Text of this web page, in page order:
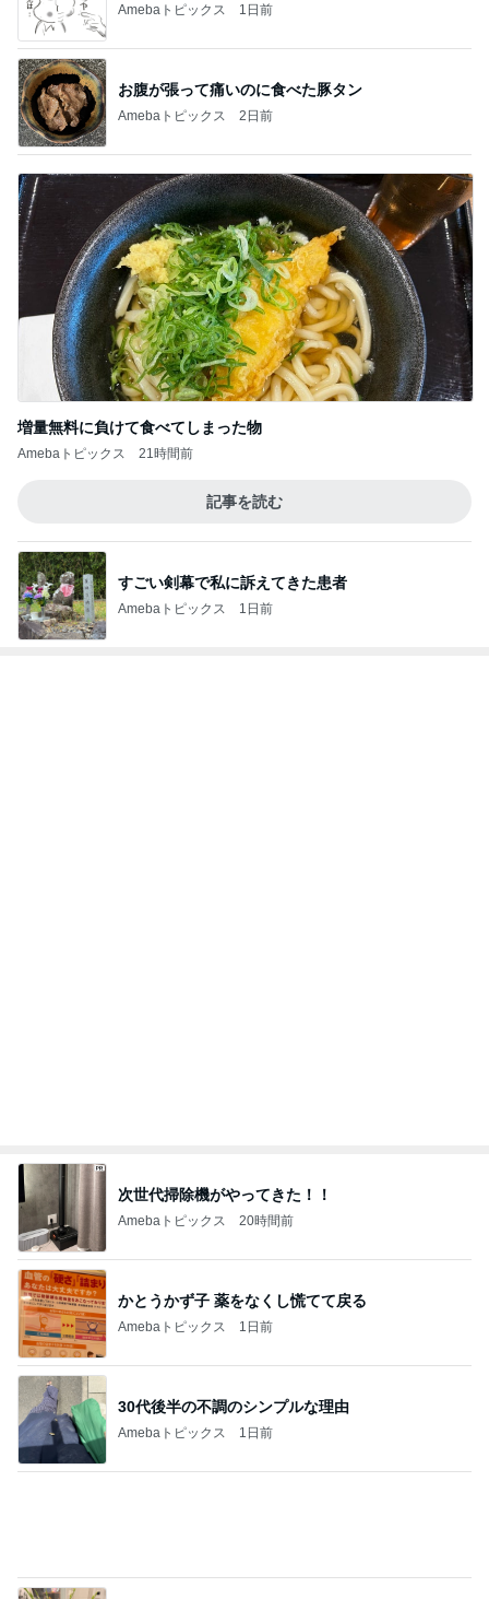
Amebaトピックス 1日前
お腹が張って痛いのに食べた豚タン
Amebaトピックス 2日前
増量無料に負けて食べてしまった物
Amebaトピックス 21時間前
記事を読む
すごい剣幕で私に訴えてきた患者
Amebaトピックス 1日前
人生で1番美味しかったエッグタルト
Amebaトピックス